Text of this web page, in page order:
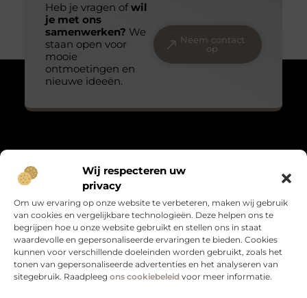
Wij respecteren uw
privacy
Om uw ervaring op onze website te verbeteren, maken wij gebruik
van cookies en vergelijkbare technologieën. Deze helpen ons te
begrijpen hoe u onze website gebruikt en stellen ons in staat
waardevolle en gepersonaliseerde ervaringen te bieden. Cookies
kunnen voor verschillende doeleinden worden gebruikt, zoals het
tonen van gepersonaliseerde advertenties en het analyseren van
sitegebruik. Raadpleeg ons cookiebeleid voor meer informatie.
Heb je vragen ofwil
je met ons
samenwerken? We
staan open voor
mooie
ontmoetingen en
nieuwe ideeën.
Neem contact
op
Over Massage praktijk de bron
“Teder, echt en met oog voor detail.”
geluk, persoonlijke groei en leven met gevoel. Warme verhalen
die raken en verbinden.
Bericht categorie